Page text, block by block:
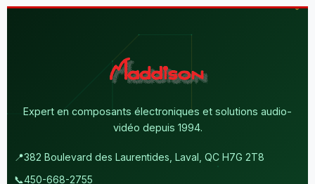
Expert en composants électroniques et solutions audio-
vidéo depuis 1994.
📍382 Boulevard des Laurentides, Laval, QC H7G 2T8
📞450-668-2755